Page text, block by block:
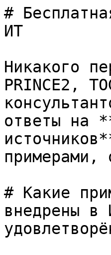
#
ИТ
Никакого
PRINCE2,
ответы на
примерами,
# Какие
внедрены в